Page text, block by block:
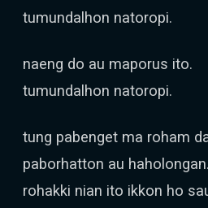
tumundalhon natoropi.
naeng do au maporus ito.
tumundalhon natoropi.
tung pabenget ma roham
paborhatton au haholongan.
rohakki nian ito ikkon ho